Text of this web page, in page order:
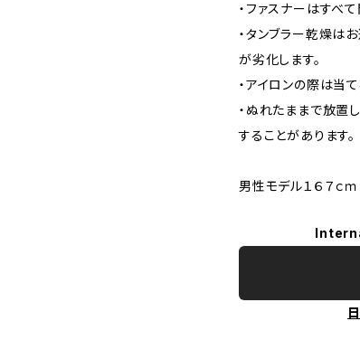
・ファスナーはすべ
・タンブラー乾燥は
が劣化します。
・アイロンの際は当
・ぬれたままで放置
することがあります。
男性モデル１６７